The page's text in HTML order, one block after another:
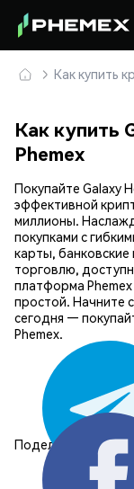
Как купить
Как купить
Phemex
Покупайте Galaxy
эффективной
миллионы.
покупками с
карты,
торговлю,
платформа
простой. Начните
сегодня —
Phemex.
Поделиться: